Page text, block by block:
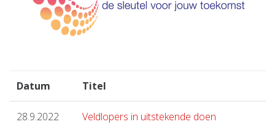
Datum Titel
28.9.2022 Veldlopers in uitstekende doen